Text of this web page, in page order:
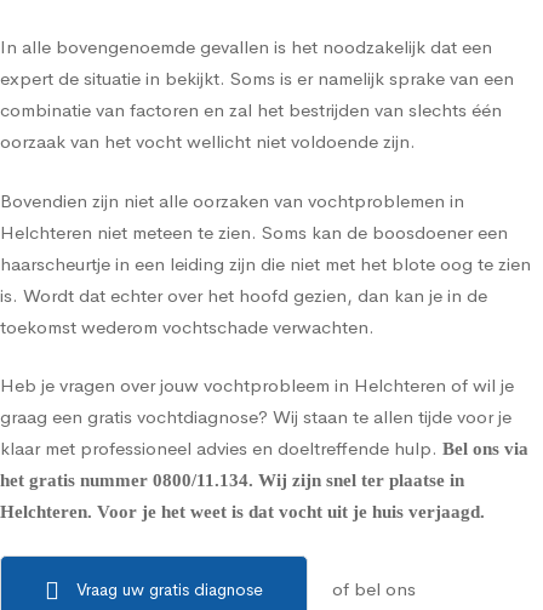
In alle bovengenoemde gevallen is het noodzakelijk dat een
expert de situatie in bekijkt. Soms is er namelijk sprake van een
combinatie van factoren en zal het bestrijden van slechts één
oorzaak van het vocht wellicht niet voldoende zijn.
Bovendien zijn niet alle oorzaken van vochtproblemen in
Helchteren niet meteen te zien. Soms kan de boosdoener een
haarscheurtje in een leiding zijn die niet met het blote oog te zien
is. Wordt dat echter over het hoofd gezien, dan kan je in de
toekomst wederom vochtschade verwachten.
Heb je vragen over jouw vochtprobleem in Helchteren of wil je
graag een gratis vochtdiagnose? Wij staan te allen tijde voor je
klaar met professioneel advies en doeltreffende hulp. Bel ons via
het gratis nummer 0800/11.134. Wij zijn snel ter plaatse in
Helchteren. Voor je het weet is dat vocht uit je huis verjaagd.
Vraag uw gratis diagnose of bel ons